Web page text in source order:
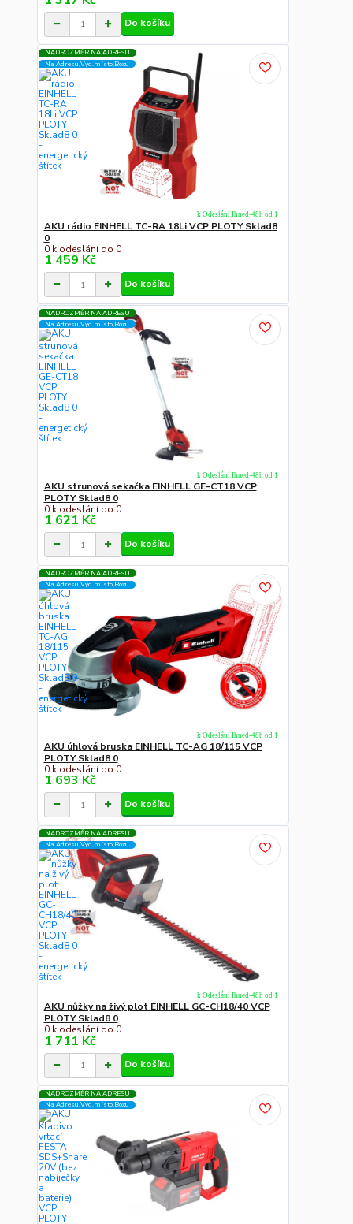
Do košíku
NADROZMĚR NA ADRESU
Na Adresu,Výd.místo,Boxu
AKU rádio EINHELL TC-RA 18Li VCP PLOTY Sklad8
0
0 k odeslání do 0
1 459 Kč
k Odeslání Ihned-48h od 1
Do košíku
NADROZMĚR NA ADRESU
Na Adresu,Výd.místo,Boxu
AKU strunová sekačka EINHELL GE-CT18 VCP
PLOTY Sklad8 0
0 k odeslání do 0
1 621 Kč
k Odeslání Ihned-48h od 1
Do košíku
NADROZMĚR NA ADRESU
Na Adresu,Výd.místo,Boxu
AKU úhlová bruska EINHELL TC-AG 18/115 VCP
PLOTY Sklad8 0
0 k odeslání do 0
1 693 Kč
k Odeslání Ihned-48h od 1
Do košíku
NADROZMĚR NA ADRESU
Na Adresu,Výd.místo,Boxu
AKU nůžky na živý plot EINHELL GC-CH18/40 VCP
PLOTY Sklad8 0
0 k odeslání do 0
1 711 Kč
k Odeslání Ihned-48h od 1
Do košíku
NADROZMĚR NA ADRESU
Na Adresu,Výd.místo,Boxu